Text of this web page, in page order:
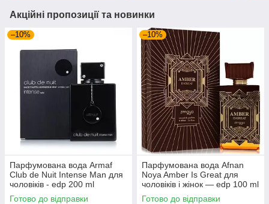
Акційні пропозиції та новинки
–10%
Парфумована вода Armaf
Club de Nuit Intense Man для
чоловіків - edp 200 ml
Готово до відправки
–10%
Парфумована вода Afnan
Noya Amber Is Great для
чоловіків і жінок — edp 100 ml
Готово до відправки